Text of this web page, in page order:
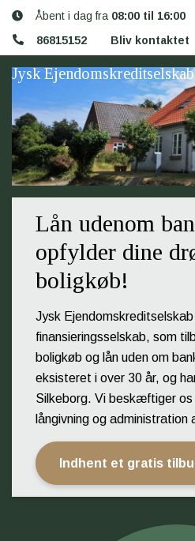
Åbent i dag fra 08:00 til 16:00
86815152
Bliv kontaktet
Jysk
Lån udenom
opfylder dine
boligkøb!
Jysk
finansieringsselskab, som
boligkøb og lån uden om
eksisteret i over 30 år, og
Silkeborg. Vi beskæftiger os
långivning og
Indhent et gratis